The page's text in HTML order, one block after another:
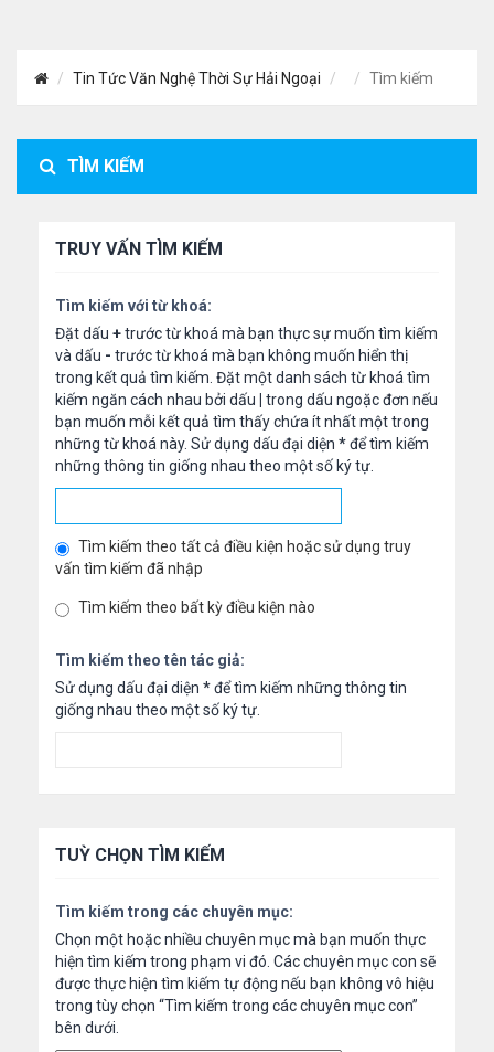
Tin Tức Văn Nghệ Thời Sự Hải Ngoại Tìm kiếm
TÌM KIẾM
TRUY VẤN TÌM KIẾM
Tìm kiếm với từ khoá:
Đặt dấu +trước từ khoá mà bạn thực sự muốn tìm kiếm
và dấu - trước từ khoá mà bạn không muốn hiển thị
trong kết quả tìm kiếm. Đặt một danh sách từ khoá tìm
kiếm ngăn cách nhau bởi dấu
trong dấu ngoặc đơn nếu
bạn muốn mỗi kết quả tìm thấy chứa ít nhất một trong
những từ khoá này. Sử dụng dấu đại diện *để tìm kiếm
những thông tin giống nhau theo một số ký tự.
Tìm kiếm theo tất cả điều kiện hoặc sử dụng truy
vấn tìm kiếm đã nhập
Tìm kiếm theo bất kỳ điều kiện nào
Tìm kiếm theo tên tác giả:
Sử dụng dấu đại diện *để tìm kiếm những thông tin
giống nhau theo một số ký tự.
TUỲ CHỌN TÌM KIẾM
Tìm kiếm trong các chuyên mục:
Chọn một hoặc nhiều chuyên mục mà bạn muốn thực
hiện tìm kiếm trong phạm vi đó. Các chuyên mục con sẽ
được thực hiện tìm kiếm tự động nếu bạn không vô hiệu
trong tùy chọn “Tìm kiếm trong các chuyên mục con”
bên dưới.